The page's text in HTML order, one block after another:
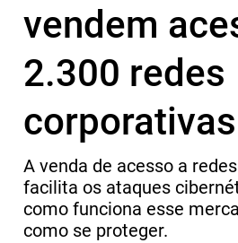
vendem
2.300 redes
corporativas
A venda de acesso a
facilita os ataques
como funciona esse
como se proteger.